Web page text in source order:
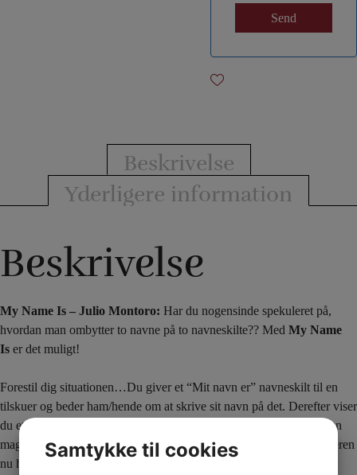
Beskrivelse
Yderligere information
Beskrivelse
My Name Is – Julio Montoro: Har du nogensinde spekuleret på,
hvordan man ombytter to navne på to navneskilte?? Med My Name
Is er det muligt!
Forestil dig situationen…Du giver et “Mit navn er” navneskilt til en
tilskuer og beder ham/hende om at skrive sit navn på det. Derefter viser
du et andet navneskilt, som du skriver dit eget navn på. Men med en
magisk bevægelse ændres begge navneskilte, sådan at tryllekunstneren
nu har navnet på tilskueren på sit navneskilt…og tilskueren har
Samtykke til cookies